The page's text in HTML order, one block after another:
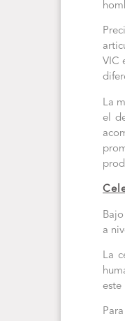
VIC
La
el
a
La
este